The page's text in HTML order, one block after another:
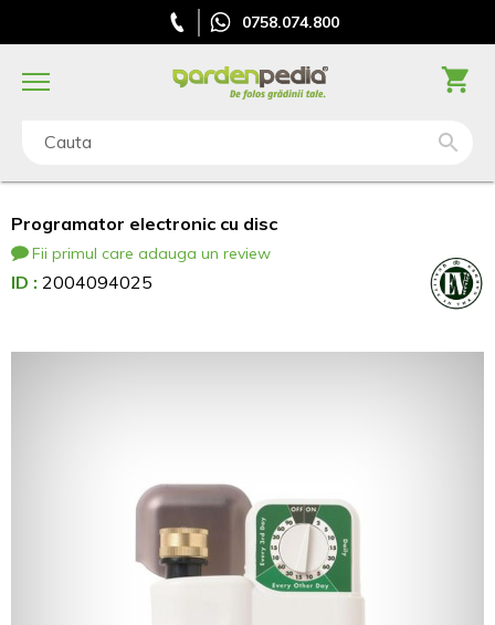
0758.074.800
Cauta
Programator electronic cu disc
Fii primul care adauga un review
ID : 2004094025